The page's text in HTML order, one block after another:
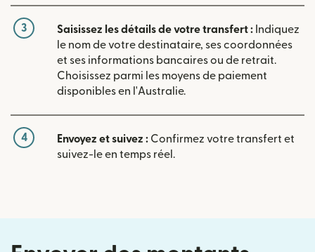
3 Saisissez les détails de votre transfert : Indiquez
le nom de votre destinataire, ses coordonnées
et ses informations bancaires ou de retrait.
Choisissez parmi les moyens de paiement
disponibles en l'Australie.
4 Envoyez et suivez : Confirmez votre transfert et
suivez-le en temps réel.